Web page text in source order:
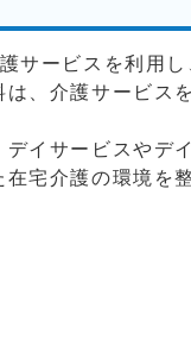
サービスを利用
、介護サービス
イサービスやデ
宅介護の環境を